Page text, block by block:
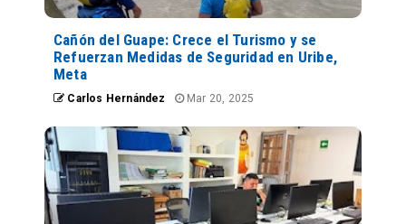
Cañón del Guape: Crece el Turismo y se
Refuerzan Medidas de Seguridad en Uribe,
Meta
Carlos Hernández Mar 20, 2025